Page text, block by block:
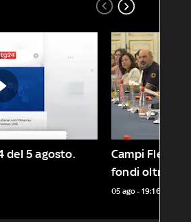
del 5 agosto.
Campi Flegrei,
fondi oltre 100
05 ago - 19:16